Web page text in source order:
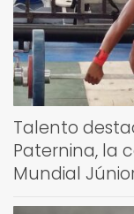
Talento
Paternina, la
Mundial